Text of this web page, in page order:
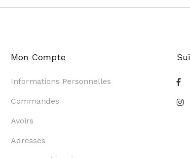
Mon Compte
Informations Personnelles
Commandes
Avoirs
Adresses